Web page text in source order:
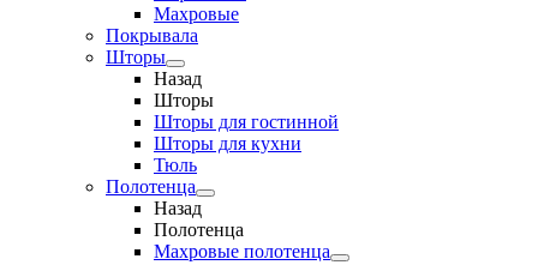
Махровые
Покрывала
Шторы
Назад
Шторы
Шторы для гостинной
Шторы для кухни
Тюль
Полотенца
Назад
Полотенца
Махровые полотенца